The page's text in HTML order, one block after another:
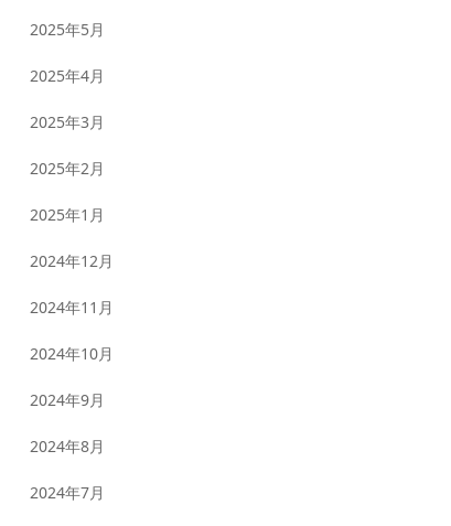
2025年5月
2025年4月
2025年3月
2025年2月
2025年1月
2024年12月
2024年11月
2024年10月
2024年9月
2024年8月
2024年7月